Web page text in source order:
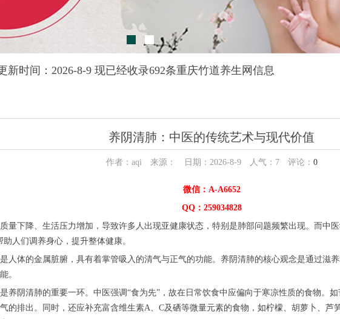
新时间：2026-8-9 现已经收录692条重庆竹道养生网信息
养阴清肺：中医的传统艺术与现代价值
作者：aqi 来源： 日期：2026-8-9 人气： 7评论： 0
微信：A-A6652
QQ：259034828
降、生活压力增加，导致许多人出现亚健康状态，特别是肺部问题频繁出现。而中医
人们调养身心，提升整体健康。
的金属脏腑，具有着掌管吸入的清气与正气的功能。养阴清肺的核心观念是通过滋养
。
清肺的重要一环。中医强调“食为先”，故在日常饮食中应偏向于寒凉性质的食物。如
的排出。同时，还应补充富含维生素A、C及硒等微量元素的食物，如柠檬、胡萝卜、芦